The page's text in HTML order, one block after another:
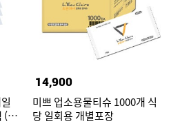
(총
14,900
미쁘 업소용물티슈 1000개 식
당 일회용 개별포장